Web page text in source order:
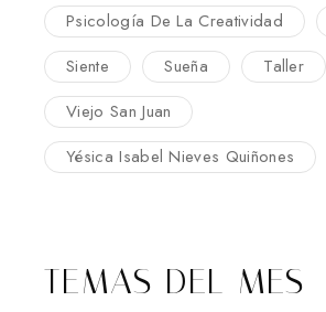
Psicología De La Creatividad
Siente
Sueña
Taller
Viejo San Juan
Yésica Isabel Nieves Quiñones
TEMAS DEL MES